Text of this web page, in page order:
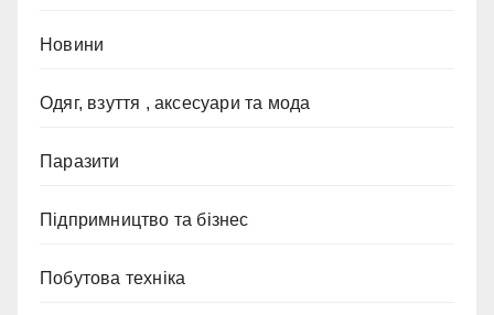
Новини
Одяг, взуття , аксесуари та мода
Паразити
Підпримництво та бізнес
Побутова техніка